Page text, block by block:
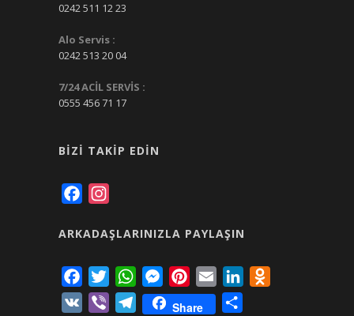
0242 511 12 23
Alo Servis :
0242 513 20 04
7/24 ACİL SERVİS :
0555 456 71 17
BIZI TAKIP EDIN
Facebook
ARKADAŞLARINIZLA PAYLAŞIN
FacebookTwitterWhatsAppMessenger
Pinterest
Email LinkedIn
VK
Viber Telegram
Share